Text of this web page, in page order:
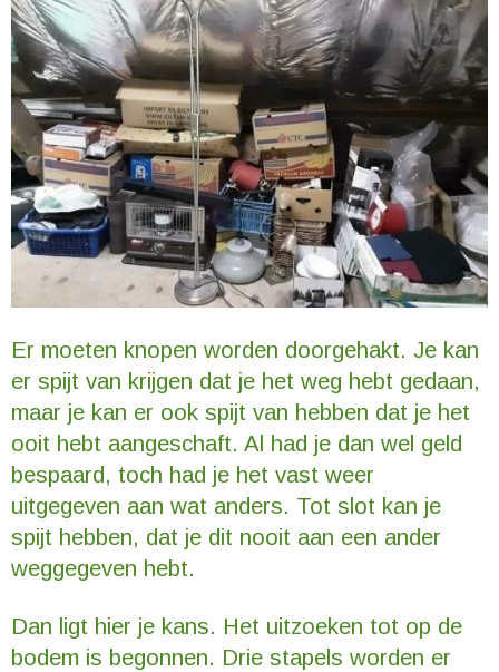
Er moeten knopen worden doorgehakt. Je kan
er spijt van krijgen dat je het weg hebt gedaan,
maar je kan er ook spijt van hebben dat je het
ooit hebt aangeschaft. Al had je dan wel geld
bespaard, toch had je het vast weer
uitgegeven aan wat anders. Tot slot kan je
spijt hebben, dat je dit nooit aan een ander
weggegeven hebt.
Dan ligt hier je kans. Het uitzoeken tot op de
bodem is begonnen. Drie stapels worden er